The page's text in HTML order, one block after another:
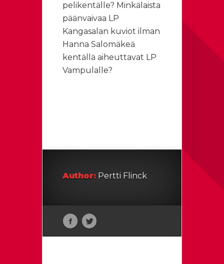
pelikentälle? Minkälaista
päänvaivaa LP
Kangasalan kuviot ilman
Hanna Salomäkeä
kentällä aiheuttavat LP
Vampulalle?
Author: Pertti Flinck